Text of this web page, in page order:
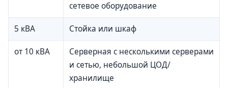
сетевое оборудование
5 кВА Стойка или шкаф
от 10 кВА
Серверная с несколькими серверами
и сетью, небольшой ЦОД/
хранилище